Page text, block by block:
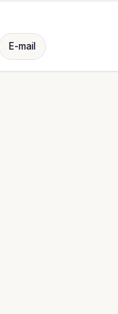
E-mail